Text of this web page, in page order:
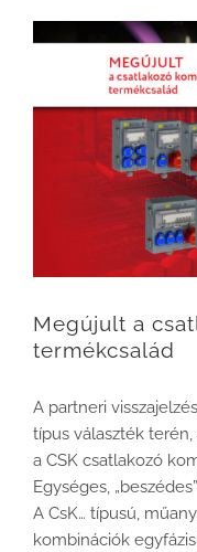
Megújult a
termékcsalád
A partneri
típus választék
a CSK csatlakozó
Egységes,
A CsK… típusú,
kombinációk